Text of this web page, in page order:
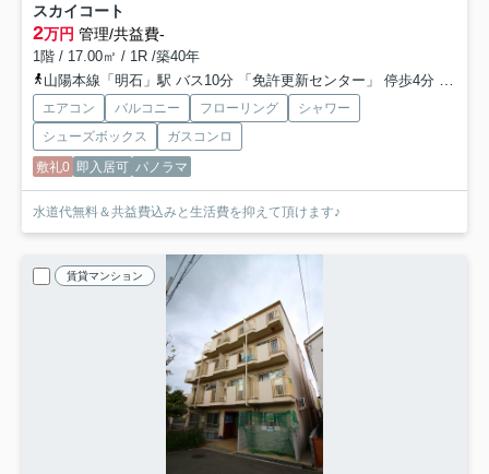
スカイコート
2万円 管理/共益費-
1階 / 17.00㎡ / 1R /築40年
山陽本線「明石」駅 バス10分 「免許更新センター」 停歩4分
エアコン バルコニー フローリング
シャワー
シューズボックス
ガスコンロ
敷礼0 即入居可 パノラマ
水道代無料＆共益費込みと生活費を抑えて頂けます♪
賃貸マンション